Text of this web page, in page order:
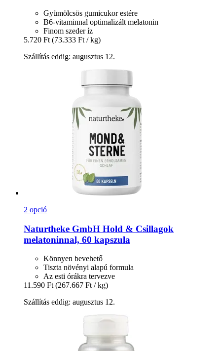
Gyümölcsös gumicukor estére
B6-vitaminnal optimalizált melatonin
Finom szeder íz
5.720 Ft (73.333 Ft / kg)
Szállítás eddig: augusztus 12.
2 opció
Naturtheke GmbH Hold & Csillagok
melatoninnal, 60 kapszula
Könnyen bevehető
Tiszta növényi alapú formula
Az esti órákra tervezve
11.590 Ft (267.667 Ft / kg)
Szállítás eddig: augusztus 12.